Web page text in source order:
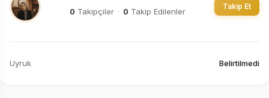
0 Takipçiler · 0 Takip Edilenler
Takip Et
Uyruk Belirtilmedi